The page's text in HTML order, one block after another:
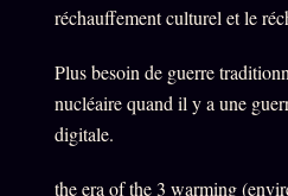
réchauffement culturel et le
Plus besoin de guerre
nucléaire quand il y a une
digitale.
the era of the 3 warming